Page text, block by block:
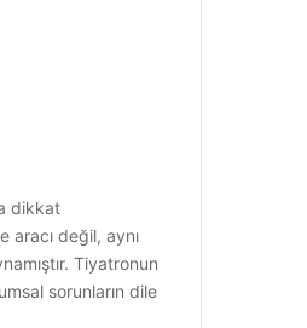
dikkat
aracı değil, aynı
Tiyatronun
sorunların dile